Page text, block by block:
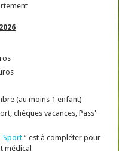
(au moins 1 enfant)
chèques vacances, Pass'
Sport ” est à compléter pour
médical